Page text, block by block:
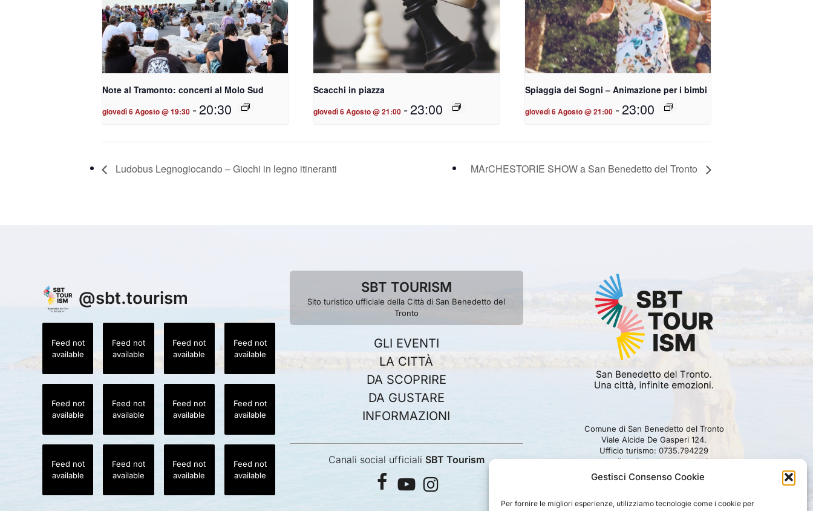
Gestisci Consenso Cookie
Per fornire le migliori esperienze, utilizziamo tecnologie come i cookie per
Note al Tramonto: concerti al Molo Sud
giovedì 6 Agosto @ 19:30 -20:30
Scacchi in piazza
giovedì 6 Agosto @ 21:00 -23:00
Spiaggia dei Sogni – Animazione per i bimbi
giovedì 6 Agosto @ 21:00 -23:00
Ludobus Legnogiocando – Giochi in legno itineranti MArCHESTORIE SHOW a San Benedetto del Tronto
@sbt.tourism
Feed not
available
Feed not
available
Feed not
available
Feed not
available
Feed not
available
Feed not
available
Feed not
available
Feed not
available
Feed not
available
Feed not
available
Feed not
available
Feed not
available
SBT TOURISM
Sito turistico ufficiale della Città di San Benedetto del
Tronto
GLI EVENTI
LA CITTÀ
DA SCOPRIRE
DA GUSTARE
INFORMAZIONI
Canali social ufficiali SBT Tourism
facebook
youtubeinstagram
Comune di San Benedetto del Tronto
Viale Alcide De Gasperi 124.
Ufficio turismo: 0735.794229
e-mail: turismo@comunesbt.it
P.Iva/C.F. 00360140446